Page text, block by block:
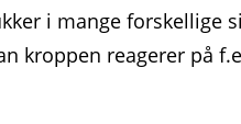
i mange forskellige
kroppen reagerer på